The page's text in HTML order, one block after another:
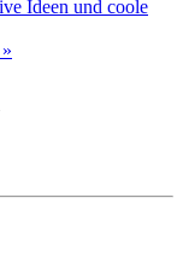
Ideen und coole
»